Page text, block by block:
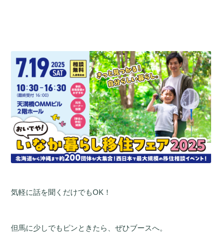
気軽に話を聞くだけでもOK！
但馬に少しでもピンときたら、ぜひブースへ。